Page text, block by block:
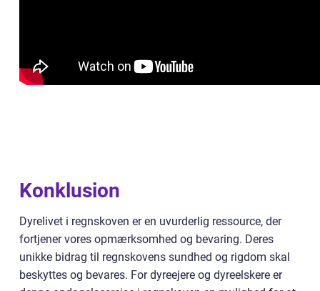
Konklusion
Dyrelivet i regnskoven er en uvurderlig ressource, der
fortjener vores opmærksomhed og bevaring. Deres
unikke bidrag til regnskovens sundhed og rigdom skal
beskyttes og bevares. For dyreejere og dyreelskere er